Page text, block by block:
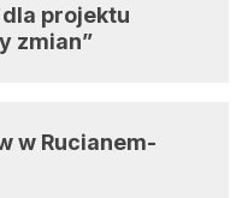
projektu
zmian”
w Rucianem-